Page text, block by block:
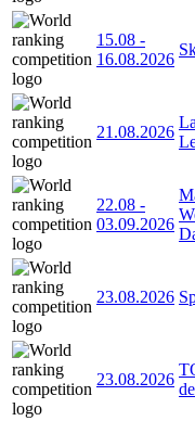
15.08 -
16.08.2026
21.08.2026
22.08 -
03.09.2026
23.08.2026
23.08.2026